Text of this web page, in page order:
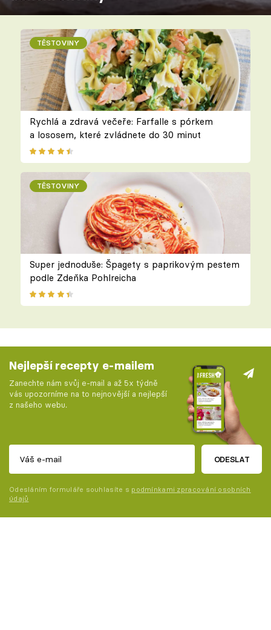
TĚSTOVINY
Rychlá a zdravá večeře: Farfalle s pórkem
a lososem, které zvládnete do 30 minut
TĚSTOVINY
Super jednoduše: Špagety s paprikovým pestem
podle Zdeňka Pohlreicha
Nejlepší recepty e-mailem
Zanechte nám svůj e-mail a až 5x týdně
vás upozorníme na to nejnovější a nejlepší
z našeho webu.
ODESLAT
Odesláním formuláře souhlasíte s podmínkami zpracování osobních
údajů